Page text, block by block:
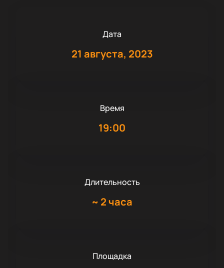
Дата
21 августа, 2023
Время
19:00
Длительность
~ 2 часа
Площадка